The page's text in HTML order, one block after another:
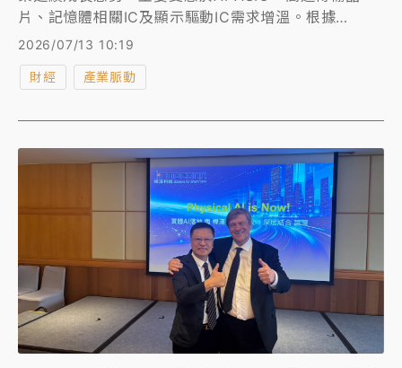
片、記憶體相關IC及顯示驅動IC需求增溫。根據
DIGITIMES發布最新半導體產業研究報告， 2026年第
勁，以及顯示驅動IC市場回溫帶動下，台灣IC設計業者
2026/07/13 10:19
財經 產業脈動